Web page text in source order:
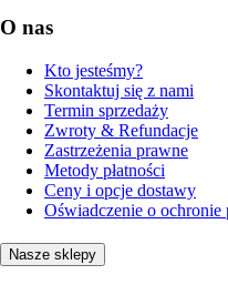
O nas
Kto jesteśmy?
Skontaktuj się z nami
Termin sprzedaży
Zwroty & Refundacje
Zastrzeżenia prawne
Metody płatności
Ceny i opcje dostawy
Oświadczenie o ochronie
Nasze sklepy